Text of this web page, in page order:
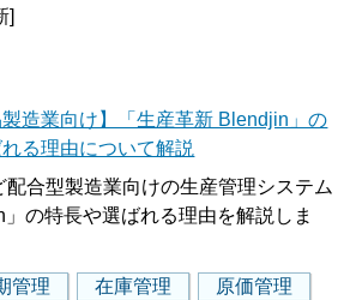
]
製造業向け】「生産革新 Blendjin」の
る理由について解説
合型製造業向けの生産管理システム
」の特長や選ばれる理由を解説しま
管理 在庫管理
原価管理